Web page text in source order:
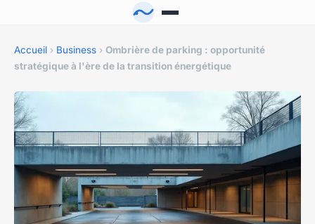
Accueil › Business › Ombrière de parking : opportunité
stratégique à l'ère de la transition énergétique